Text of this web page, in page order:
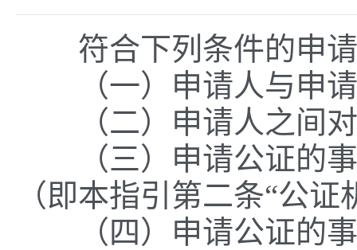
符合下列条件的申请
（一）申请人与申请
（二）申请人之间对
（三）申请公证的事
（即本指引第二条“公
（四）申请公证的事